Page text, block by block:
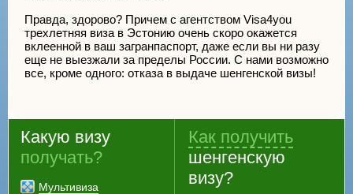
Правда, здорово? Причем с агентством Visa4you
трехлетняя виза в Эстонию очень скоро окажется
вклеенной в ваш загранпаспорт, даже если вы ни разу
еще не выезжали за пределы России. С нами возможно
все, кроме одного: отказа в выдаче шенгенской визы!
Какую визу
получать?
Мультивиза
Как получить
шенгенскую
визу?